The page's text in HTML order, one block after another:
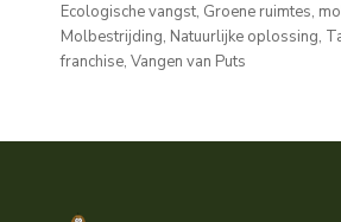
Ecologische vangst, Groene ruimtes,
Molbestrijding, Natuurlijke oplossing,
franchise,Vangen van Puts